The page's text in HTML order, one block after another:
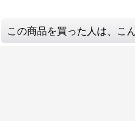
この商品を買った人は、こ